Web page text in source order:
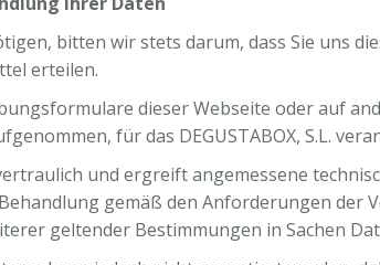
bitten wir stets darum, dass Sie uns
erteilen.
dieser Webseite oder auf
für das DEGUSTABOX, S.L.
und ergreift angemessene
gemäß den Anforderungen der
geltender Bestimmungen in Sachen